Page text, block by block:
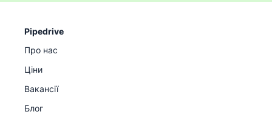
Pipedrive
Про нас
Ціни
Вакансії
Блог